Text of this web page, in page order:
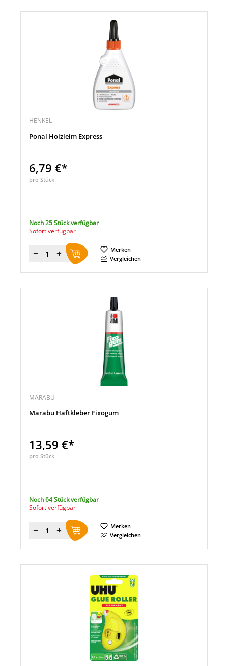
HENKEL
Ponal Holzleim Express
6,79 €*
pro Stück
Noch 25 Stück verfügbar
Sofort verfügbar
Menge
Merken
Vergleichen
MARABU
Marabu Haftkleber Fixogum
13,59 €*
pro Stück
Noch 64 Stück verfügbar
Sofort verfügbar
Menge
Merken
Vergleichen